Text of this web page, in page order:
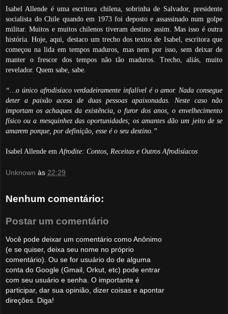
Isabel Allende é uma escritora chilena, sobrinha de Salvador, presidente
socialista do Chile quando em 1973 foi deposto e assassinado num golpe
militar. Muitos e muitos chilenos tiveram destino assim. Mas isso é outra
história. Hoje, aqui, destaco um trecho dos textos de Isabel, escritora que
começou na lida em tempos maduros, mas nem por isso, sem deixar de
manter o frescor dos tempos não tão maduros. Trecho, aliás, muito
revelador. Quem sabe, sabe.
“…o único afrodisíaco verdadeiramente infalível é o amor. Nada consegue
deter a paixão acesa de duas pessoas apaixonadas. Neste caso não
importam os achaques da existência, o furor dos anos, o envelhecimento
físico ou a mesquinhez das oportunidades; os amantes dão um jeito de se
amarem porque, por definição, esse é o seu destino.”
Isabel Allende em Afrodite: Contos, Receitas e Outros Afrodisíacos
Unknown às 22:29
Nenhum comentário:
Postar um comentário
Você pode deixar um comentário como Anônimo
(e se quiser, deixa seu nome no próprio
comentário). Ou se for usuário do de alguma
conta do Google (Gmail, Orkut, etc) pode entrar
com seu usuário e senha. O importante é
participar, dar sua opinião, dizer coisas e apontar
direções. Diga!